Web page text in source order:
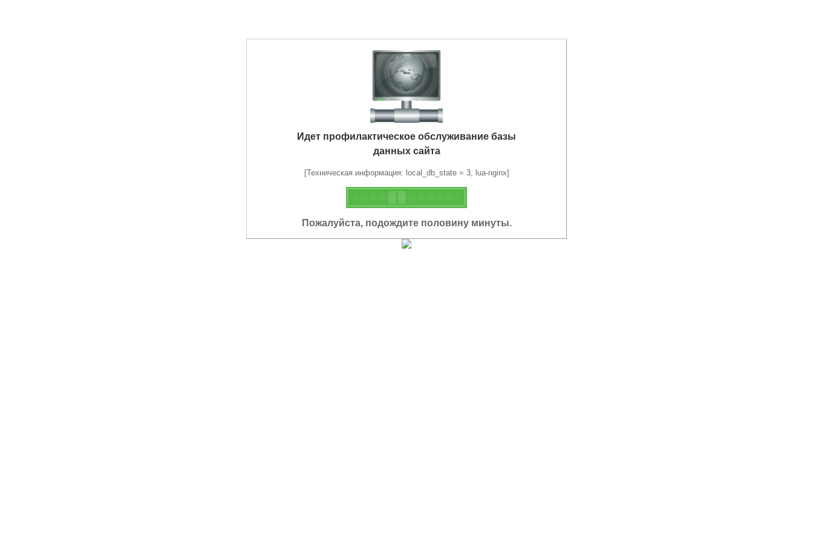
Идет профилактическое обслуживание базы
данных сайта
[Техническая информация: local_db_state = 3, lua-nginx]
Пожалуйста, подождите половину минуты.